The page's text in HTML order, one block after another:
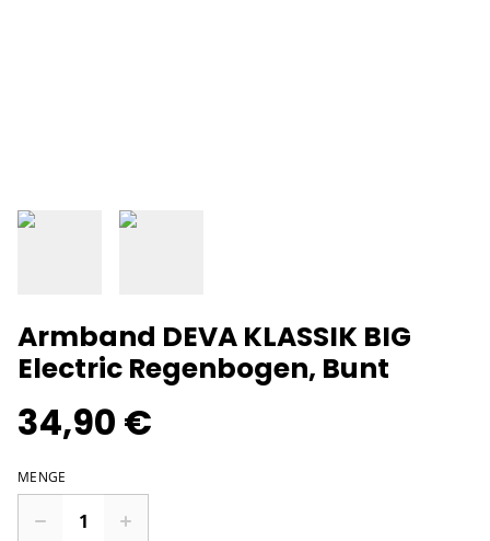
Armband DEVA KLASSIK BIG
Electric Regenbogen, Bunt
34,90 €
MENGE